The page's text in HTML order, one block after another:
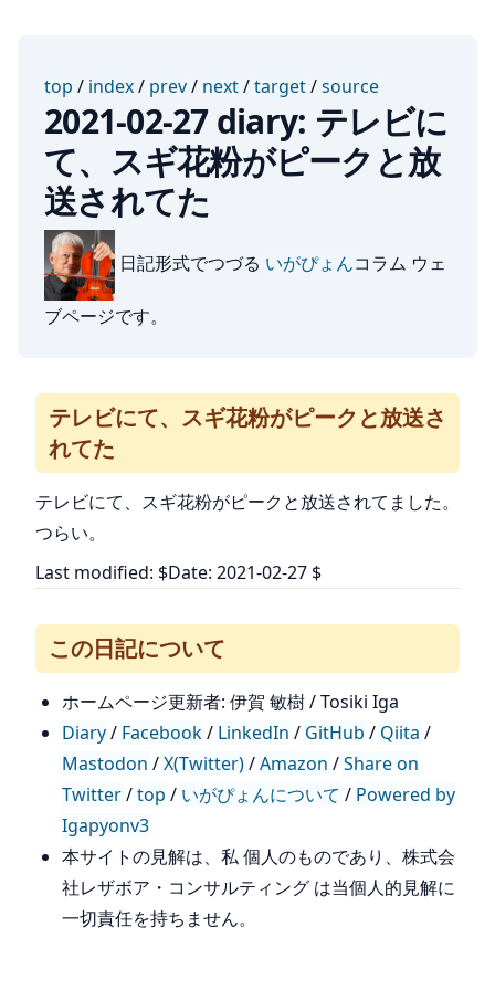
top / index/ prev/ next/target/source
2021-02-27 diary: テレビに
て、スギ花粉がピークと放
送されてた
日記形式でつづる いがぴょんコラム ウェ
ブページです。
テレビにて、スギ花粉がピークと放送さ
れてた
テレビにて、スギ花粉がピークと放送されてました。
つらい。
Last modified: $Date: 2021-02-27 $
この日記について
ホームページ更新者: 伊賀 敏樹 / Tosiki Iga
Diary/ Facebook/ LinkedIn / GitHub / Qiita /
Mastodon /X(Twitter)/Amazon /Share on
Twitter/top / いがぴょんについて / Powered by
Igapyonv3
本サイトの見解は、私 個人のものであり、株式会
社レザボア・コンサルティング は当個人的見解に
一切責任を持ちません。